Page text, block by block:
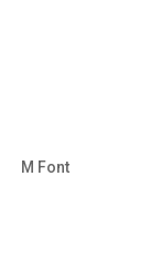
(**)